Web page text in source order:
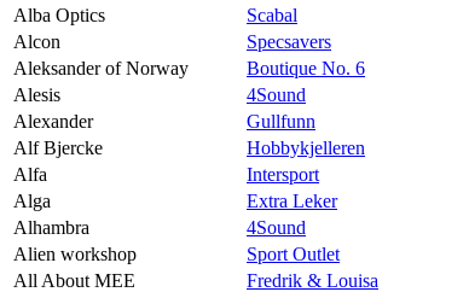
Alba Optics
Scabal
Alcon
Specsavers
Aleksander of Norway
Boutique No. 6
Alesis
4Sound
Alexander
Gullfunn
Alf Bjercke
Hobbykjelleren
Alfa
Intersport
Alga
Extra Leker
Alhambra
4Sound
Alien workshop
Sport Outlet
All About MEE
Fredrik & Louisa